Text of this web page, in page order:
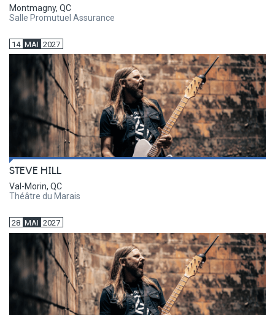
Montmagny, QC
Salle Promutuel Assurance
14 MAI 2027
STEVE HILL
Val-Morin, QC
Théâtre du Marais
28 MAI 2027